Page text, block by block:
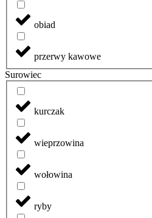
obiad
przerwy kawowe
Surowiec
kurczak
wieprzowina
wołowina
ryby